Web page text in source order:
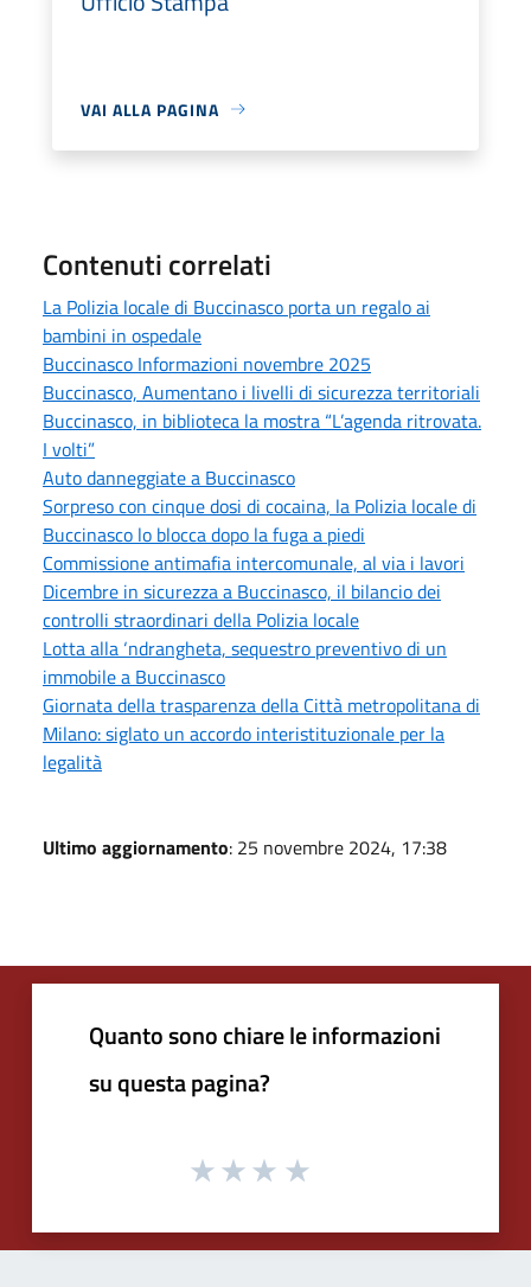
VAI ALLA PAGINA
Contenuti correlati
La Polizia locale di Buccinasco porta un regalo ai
bambini in ospedale
Buccinasco Informazioni novembre 2025
Buccinasco, Aumentano i livelli di sicurezza territoriali
Buccinasco, in biblioteca la mostra “L’agenda ritrovata.
I volti”
Auto danneggiate a Buccinasco
Sorpreso con cinque dosi di cocaina, la Polizia locale di
Buccinasco lo blocca dopo la fuga a piedi
Commissione antimafia intercomunale, al via i lavori
Dicembre in sicurezza a Buccinasco, il bilancio dei
controlli straordinari della Polizia locale
Lotta alla ‘ndrangheta, sequestro preventivo di un
immobile a Buccinasco
Giornata della trasparenza della Città metropolitana di
Milano: siglato un accordo interistituzionale per la
legalità
Ultimo aggiornamento: 25 novembre 2024, 17:38
Quanto sono chiare le informazioni
su questa pagina?